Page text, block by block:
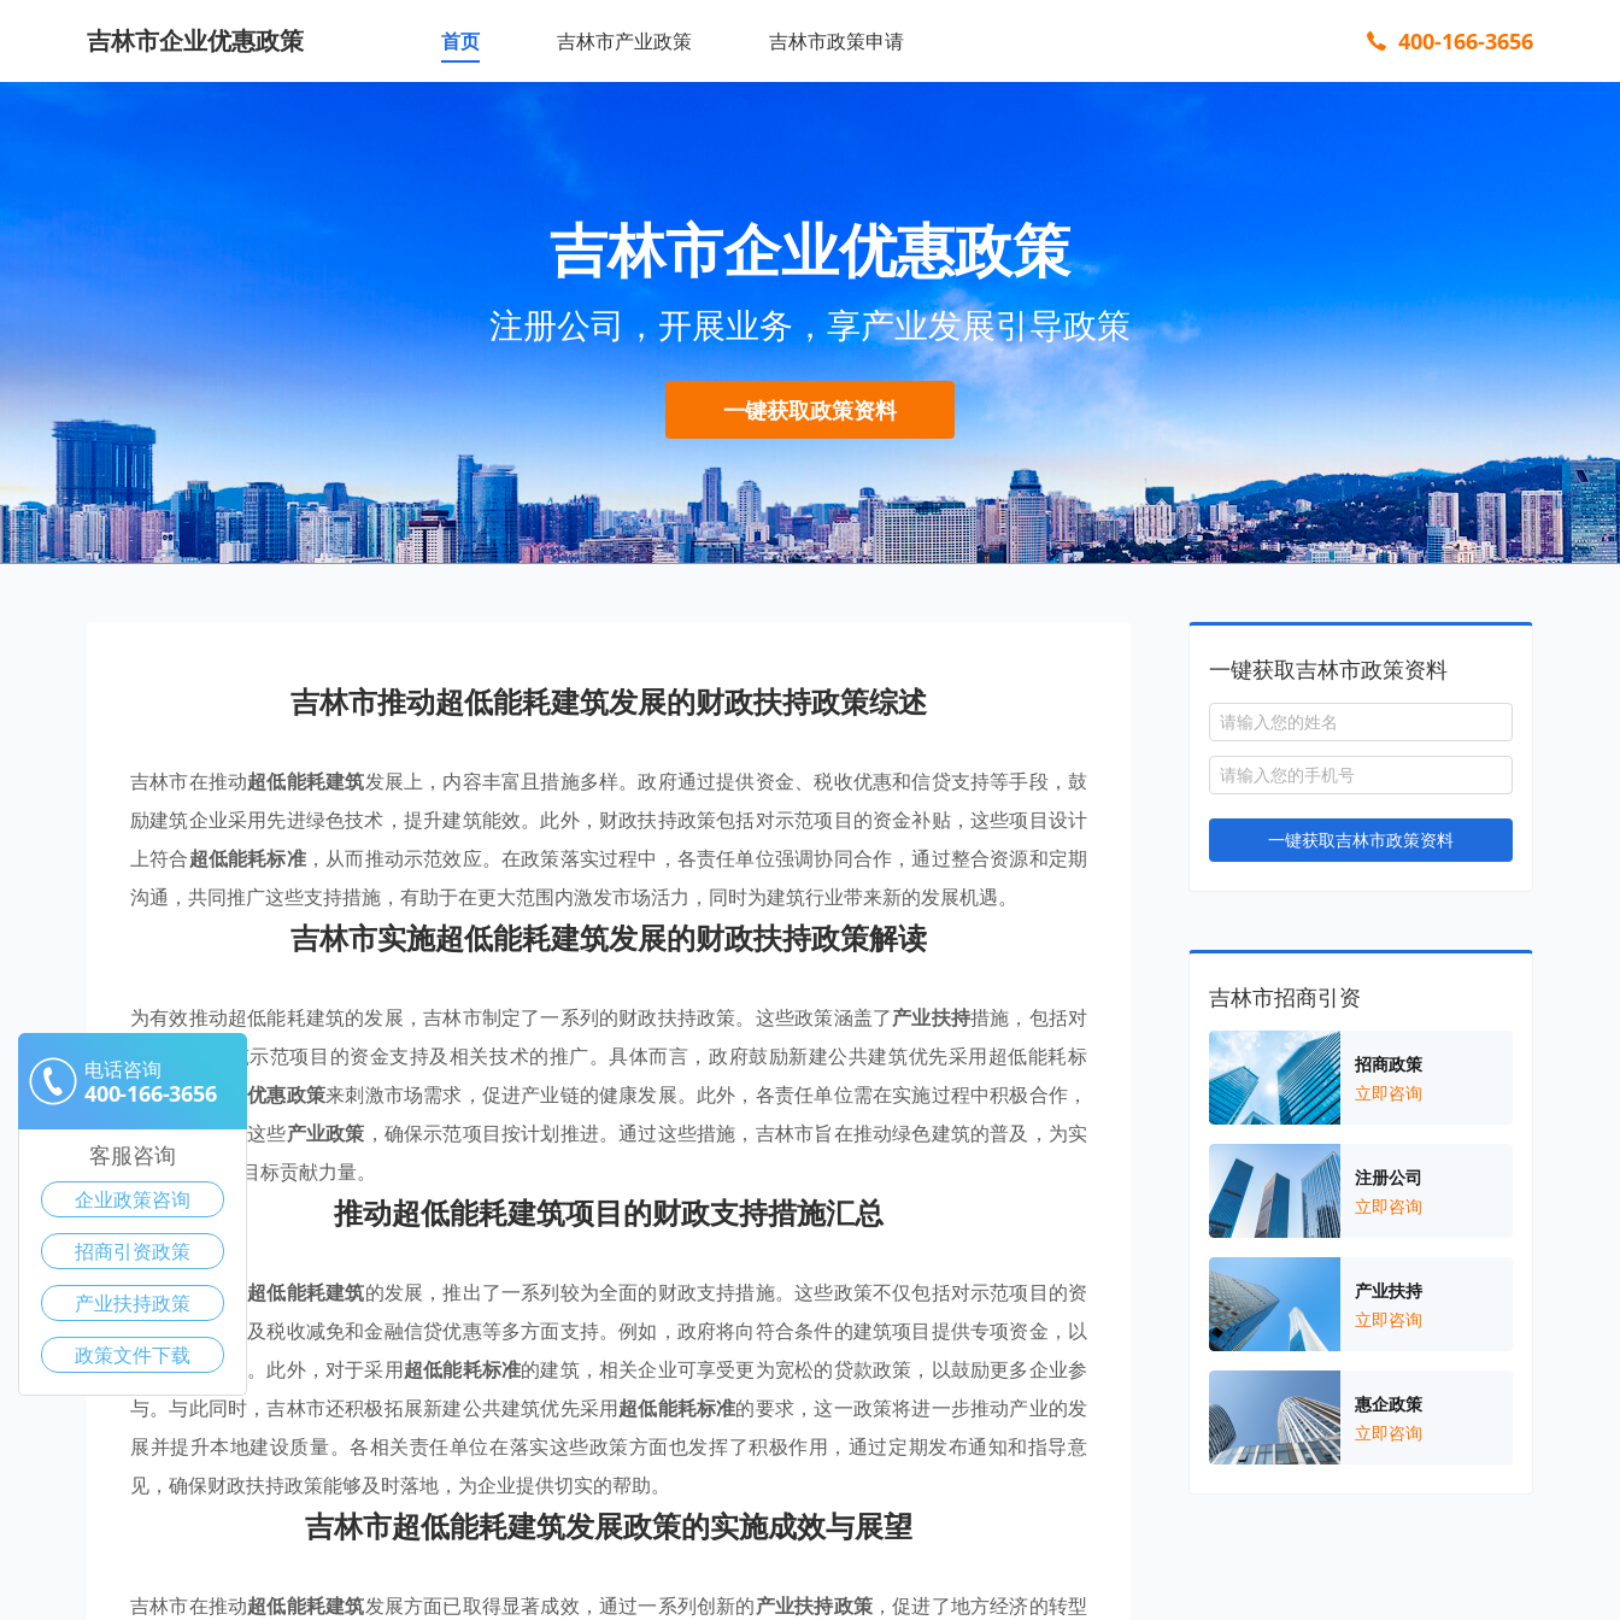
吉林市企业优惠政策 首页 吉林市产业政策 吉林市政策申请 400-166-3656
吉林市企业优惠政策
注册公司，开展业务，享产业发展引导政策
一键获取政策资料
吉林市推动超低能耗建筑发展的财政扶持政策综述
吉林市在推动超低能耗建筑发展上，内容丰富且措施多样。政府通过提供资金、税收优惠和信贷支持等手段，鼓
励建筑企业采用先进绿色技术，提升建筑能效。此外，财政扶持政策包括对示范项目的资金补贴，这些项目设计
上符合超低能耗标准，从而推动示范效应。在政策落实过程中，各责任单位强调协同合作，通过整合资源和定期
沟通，共同推广这些支持措施，有助于在更大范围内激发市场活力，同时为建筑行业带来新的发展机遇。
吉林市实施超低能耗建筑发展的财政扶持政策解读
为有效推动超低能耗建筑的发展，吉林市制定了一系列的财政扶持政策。这些政策涵盖了产业扶持措施，包括对
超低能耗建筑示范项目的资金支持及相关技术的推广。具体而言，政府鼓励新建公共建筑优先采用超低能耗标
准，通过提供优惠政策来刺激市场需求，促进产业链的健康发展。此外，各责任单位需在实施过程中积极合作，
全力以赴落实这些产业政策 ，确保示范项目按计划推进。通过这些措施，吉林市旨在推动绿色建筑的普及，为实
现国家“双碳”目标贡献力量。
推动超低能耗建筑项目的财政支持措施汇总
吉林市为加快 超低能耗建筑的发展，推出了一系列较为全面的财政支持措施。这些政策不仅包括对示范项目的资
金补助，还涉及税收减免和金融信贷优惠等多方面支持。例如，政府将向符合条件的建筑项目提供专项资金，以
降低开发成本。此外，对于采用超低能耗标准的建筑，相关企业可享受更为宽松的贷款政策，以鼓励更多企业参
与。与此同时，吉林市还积极拓展新建公共建筑优先采用超低能耗标准的要求，这一政策将进一步推动产业的发
展并提升本地建设质量。各相关责任单位在落实这些政策方面也发挥了积极作用，通过定期发布通知和指导意
见，确保财政扶持政策能够及时落地，为企业提供切实的帮助。
吉林市超低能耗建筑发展政策的实施成效与展望
吉林市在推动超低能耗建筑发展方面已取得显著成效，通过一系列创新的产业扶持政策，促进了地方经济的转型
一键获取吉林市政策资料
一键获取吉林市政策资料
吉林市招商引资
招商政策
立即咨询
注册公司
立即咨询
产业扶持
立即咨询
惠企政策
立即咨询
电话咨询
400-166-3656
客服咨询
企业政策咨询
招商引资政策
产业扶持政策
政策文件下载